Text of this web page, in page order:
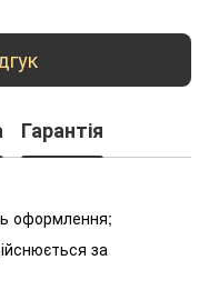
Гарантія
оформлення;
за